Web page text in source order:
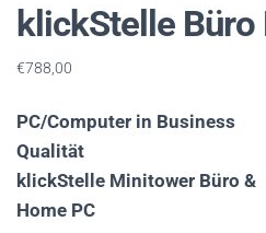
klickStelle Büro
€788,00
PC/Computer in Business
Qualität
klickStelle Minitower Büro &
Home PC